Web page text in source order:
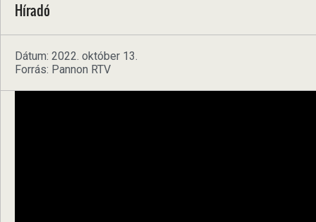
Híradó
Dátum: 2022. október 13.
Forrás: Pannon RTV